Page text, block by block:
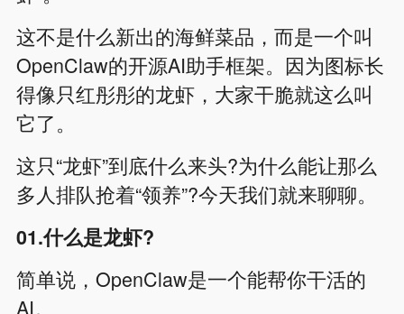
这不是什么新出的海鲜菜品，而是一个叫
OpenClaw的开源AI助手框架。因为图标长
得像只红彤彤的龙虾，大家干脆就这么叫
它了。
这只“龙虾”到底什么来头?为什么能让那么
多人排队抢着“领养”?今天我们就来聊聊。
01.什么是龙虾?
简单说，OpenClaw是一个能帮你干活的
AI。